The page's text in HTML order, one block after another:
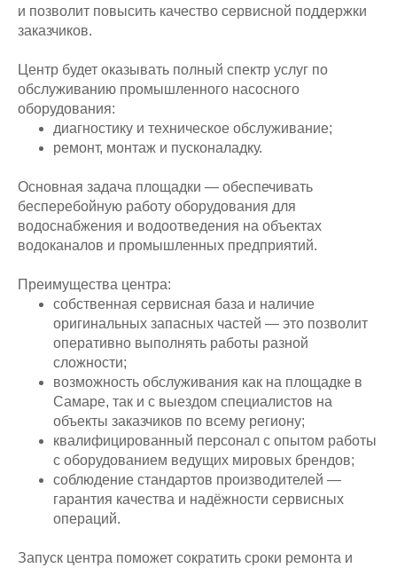
и позволит повысить качество сервисной поддержки
заказчиков.
Центр будет оказывать полный спектр услуг по
обслуживанию промышленного насосного
оборудования:
диагностику и техническое обслуживание;
ремонт, монтаж и пусконаладку.
Основная задача площадки — обеспечивать
бесперебойную работу оборудования для
водоснабжения и водоотведения на объектах
водоканалов и промышленных предприятий.
Преимущества центра:
собственная сервисная база и наличие
оригинальных запасных частей — это позволит
оперативно выполнять работы разной
сложности;
возможность обслуживания как на площадке в
Самаре, так и с выездом специалистов на
объекты заказчиков по всему региону;
квалифицированный персонал с опытом работы
с оборудованием ведущих мировых брендов;
соблюдение стандартов производителей —
гарантия качества и надёжности сервисных
операций.
Запуск центра поможет сократить сроки ремонта и